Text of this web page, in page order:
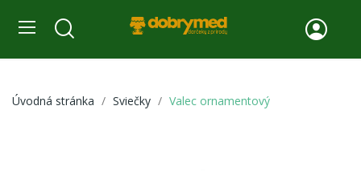
Úvodná stránka Sviečky Valec ornamentový